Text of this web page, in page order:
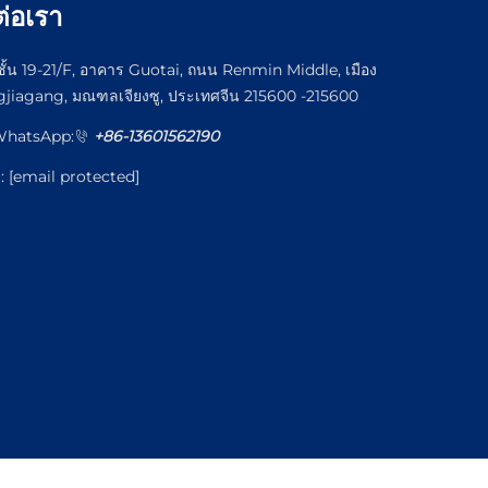
เรา
น 19-21/F, อาคาร Guotai, ถนน Renmin Middle, เมือง
มณฑลเจียงซู, ประเทศจีน 215600 -215600
+86-13601562190
[email protected]